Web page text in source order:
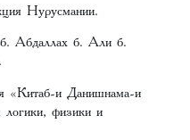
Нурусмании.
Абдаллах б. Али б.
«Китаб-и Данишнама-и
физики и